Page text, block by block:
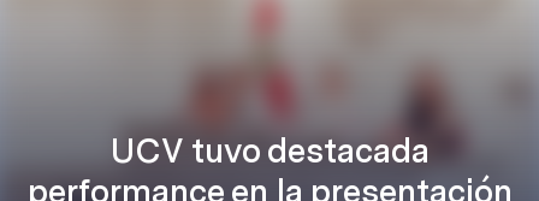
UCV tuvo destacada
performance en la presentación